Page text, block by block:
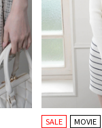
SALE MOVIE